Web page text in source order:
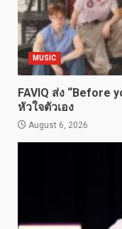
MUSIC
FAVIQ ส่ง “Before
หัวใจตัวเอง
August 6, 2026